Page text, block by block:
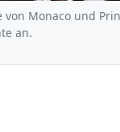
Monaco und
an.